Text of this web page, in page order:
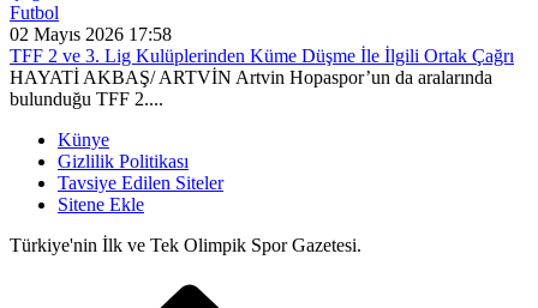
Futbol
02 Mayıs 2026 17:58
TFF 2 ve 3. Lig Kulüplerinden Küme Düşme İle İlgili Ortak Çağrı
HAYATİ AKBAŞ/ ARTVİN Artvin Hopaspor’un da aralarında
bulunduğu TFF 2....
Künye
Gizlilik Politikası
Tavsiye Edilen Siteler
Sitene Ekle
Türkiye'nin İlk ve Tek Olimpik Spor Gazetesi.